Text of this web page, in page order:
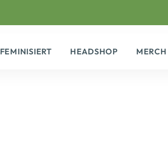
FEMINISIERT HEADSHOP
MERCH